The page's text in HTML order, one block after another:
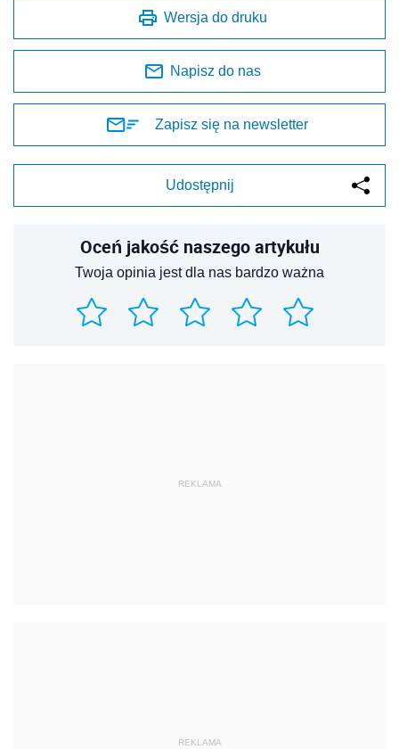
Wersja do druku
Napisz do nas
Zapisz się na newsletter
Udostępnij
Oceń jakość naszego artykułu
Twoja opinia jest dla nas bardzo ważna
REKLAMA
REKLAMA